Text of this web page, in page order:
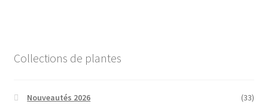
Collections de plantes
Nouveautés 2026
(33)